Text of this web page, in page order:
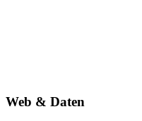
Web & Daten